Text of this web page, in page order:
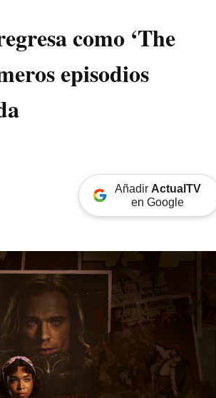
como ‘The
episodios
Añadir ActualTV
en Google